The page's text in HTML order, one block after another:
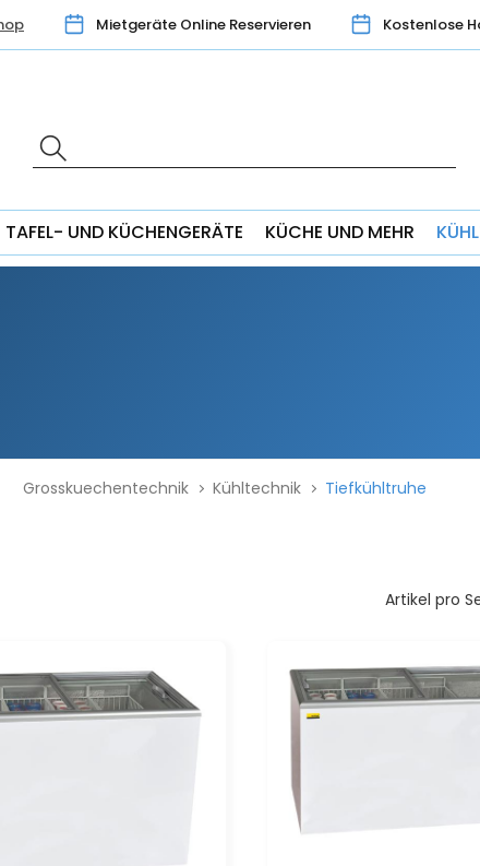
Mietgeräte Online Reservieren Kostenlose
TAFEL- UND KÜCHENGERÄTE KÜCHE UND MEHR
Grosskuechentechnik Kühltechnik Tiefkühltruhe
Artikel pro